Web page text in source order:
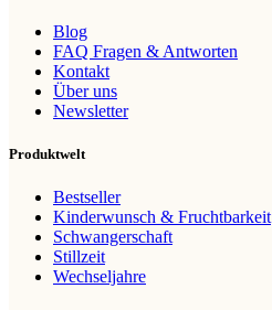
Blog
FAQ Fragen & Antworten
Kontakt
Über uns
Newsletter
Produktwelt
Bestseller
Kinderwunsch & Fruchtbarkeit
Schwangerschaft
Stillzeit
Wechseljahre